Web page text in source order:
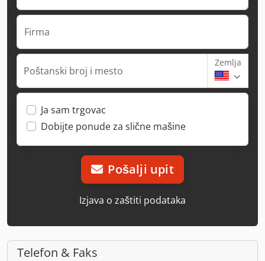
Firma
Poštanski broj i mesto
Zemlja
Ja sam trgovac
Dobijte ponude za slične mašine
Pošalji upit
Izjava o zaštiti podataka
Telefon & Faks